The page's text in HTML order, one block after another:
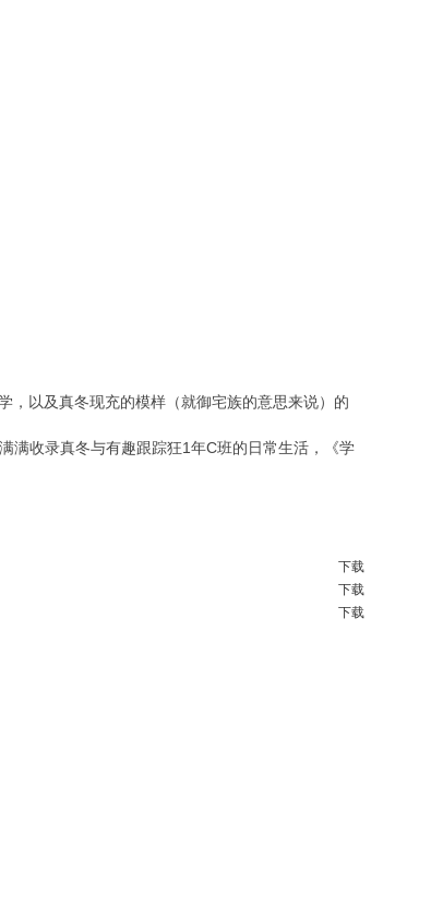
，以及真冬现充的模样（就御宅族的意思来说）的
满收录真冬与有趣跟踪狂1年C班的日常生活，《学
后宫的杉崎学长，从此能够成为他的女主角吗!?
下载
下载
下载